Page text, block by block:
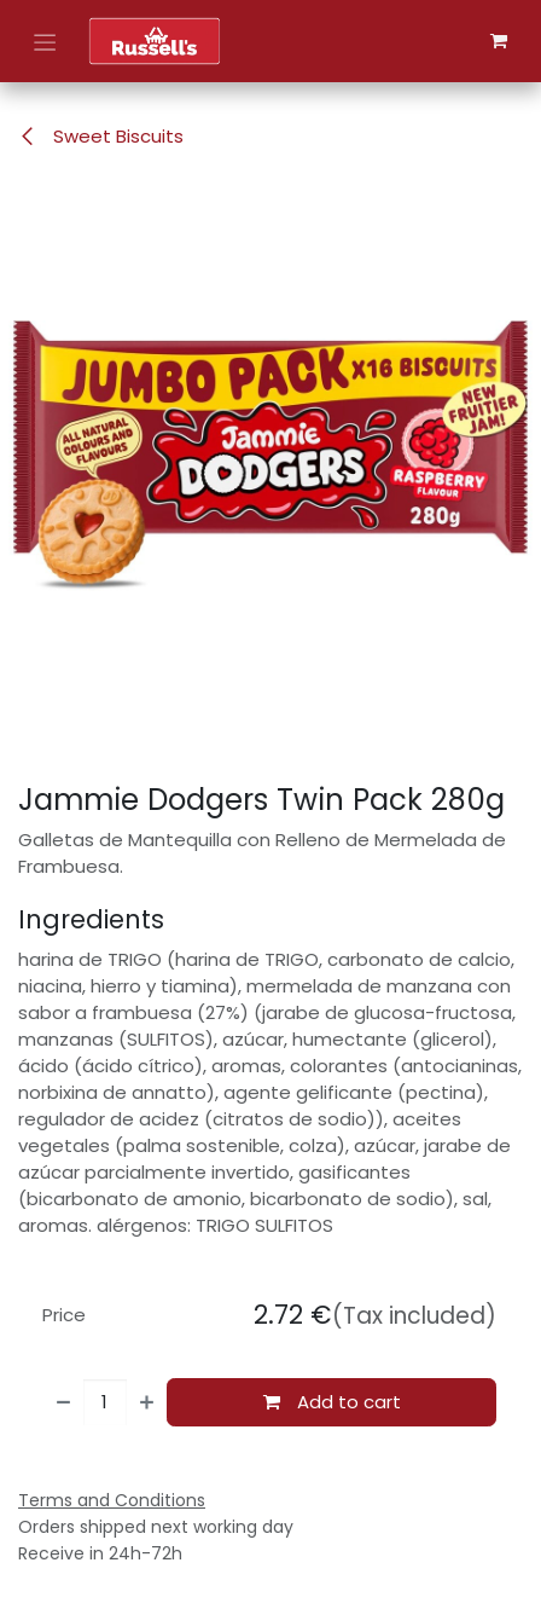
Skip to Content
Sweet Biscuits
Jammie Dodgers Twin Pack 280g
Galletas de Mantequilla con Relleno de Mermelada de
Frambuesa.
Ingredients
harina de TRIGO (harina de TRIGO, carbonato de calcio,
niacina, hierro y tiamina), mermelada de manzana con
sabor a frambuesa (27%) (jarabe de glucosa-fructosa,
manzanas (SULFITOS), azúcar, humectante (glicerol),
ácido (ácido cítrico), aromas, colorantes (antocianinas,
norbixina de annatto), agente gelificante (pectina),
regulador de acidez (citratos de sodio)), aceites
vegetales (palma sostenible, colza), azúcar, jarabe de
azúcar parcialmente invertido, gasificantes
(bicarbonato de amonio, bicarbonato de sodio), sal,
aromas. alérgenos: TRIGO SULFITOS
Add to cart
Price 2.72 €(Tax included)
Terms and Conditions
Orders shipped next working day
Receive in 24h-72h